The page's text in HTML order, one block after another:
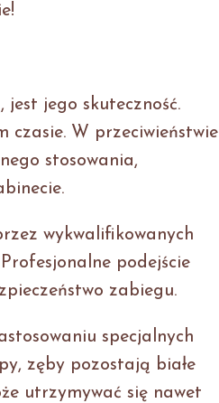
jego skuteczność.
czasie. W przeciwieństwie
stosowania,
wykwalifikowanych
podejście
zabiegu.
specjalnych
zęby pozostają białe
utrzymywać się nawet